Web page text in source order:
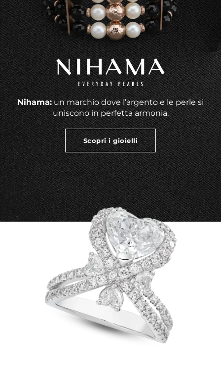
Nihama:un marchio dove l’argento e le perle si
uniscono in perfetta armonia.
Scopri i gioielli